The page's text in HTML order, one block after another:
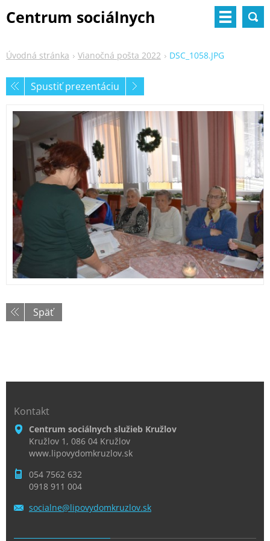
Centrum sociálnych
Úvodná stránka Vianočná pošta 2022 DSC_1058.JPG
Spustiť prezentáciu
Späť
Kontakt
Centrum sociálnych služieb Kružlov
Kružlov 1, 086 04 Kružlov
www.lipovydomkruzlov.sk
054 7562 632
0918 911 004
socialne@lipovydomkruzlov.sk